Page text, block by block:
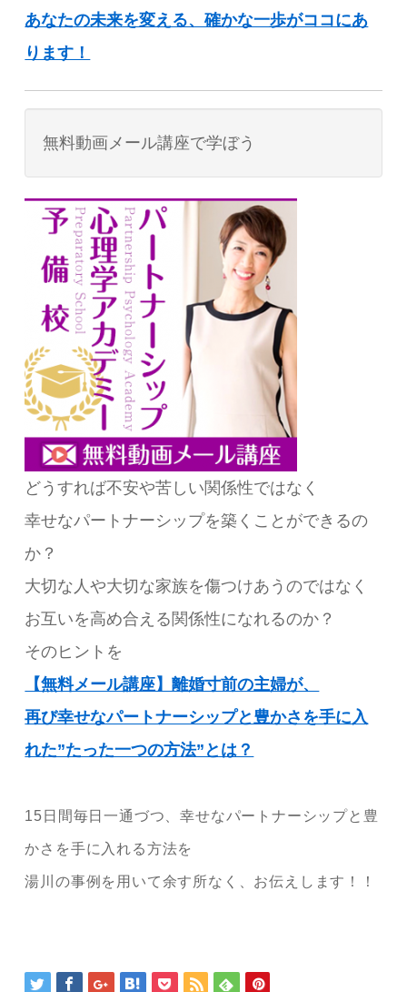
あなたの未来を変える、確かな一歩がココにあ
ります！
無料動画メール講座で学ぼう
どうすれば不安や苦しい関係性ではなく
幸せなパートナーシップを築くことができるの
か？
大切な人や大切な家族を傷つけあうのではなく
お互いを高め合える関係性になれるのか？
そのヒントを
【無料メール講座】離婚寸前の主婦が、
再び幸せなパートナーシップと豊かさを手に入
れた”たった一つの方法”とは？
15日間毎日一通づつ、幸せなパートナーシップと豊
かさを手に入れる方法を
湯川の事例を用いて余す所なく、お伝えします！！